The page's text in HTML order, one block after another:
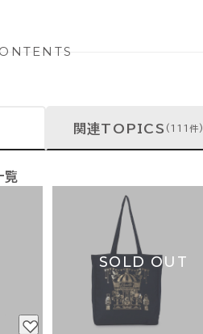
関連TOPICS (111件)
覧
SOLD OUT